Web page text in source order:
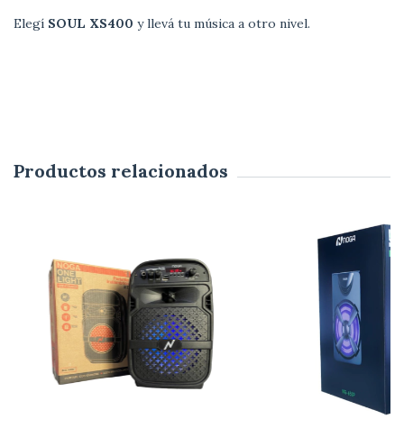
Elegí SOUL XS400 y llevá tu música a otro nivel.
Productos relacionados